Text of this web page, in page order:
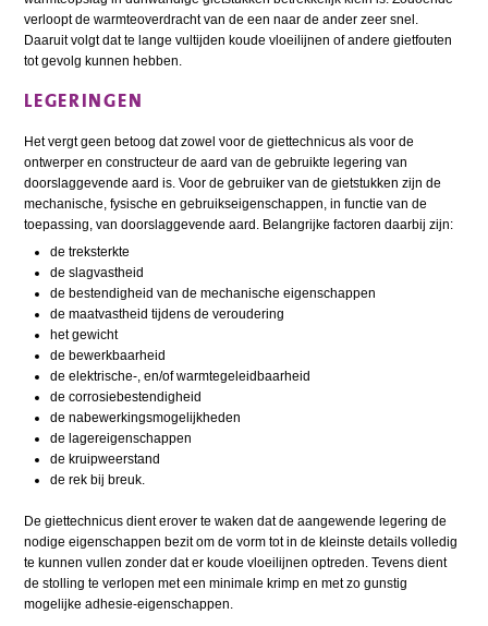
verloopt de warmteoverdracht van de een naar de ander zeer snel.
Daaruit volgt dat te lange vultijden koude vloeilijnen of andere gietfouten
tot gevolg kunnen hebben.
LEGERINGEN
Het vergt geen betoog dat zowel voor de giettechnicus als voor de
ontwerper en constructeur de aard van de gebruikte legering van
doorslaggevende aard is. Voor de gebruiker van de gietstukken zijn de
mechanische, fysische en gebruikseigenschappen, in functie van de
toepassing, van doorslaggevende aard. Belangrijke factoren daarbij zijn:
de treksterkte
de slagvastheid
de bestendigheid van de mechanische eigenschappen
de maatvastheid tijdens de veroudering
het gewicht
de bewerkbaarheid
de elektrische-, en/of warmtegeleidbaarheid
de corrosiebestendigheid
de nabewerkingsmogelijkheden
de lagereigenschappen
de kruipweerstand
de rek bij breuk.
De giettechnicus dient erover te waken dat de aangewende legering de
nodige eigenschappen bezit om de vorm tot in de kleinste details volledig
te kunnen vullen zonder dat er koude vloeilijnen optreden. Tevens dient
de stolling te verlopen met een minimale krimp en met zo gunstig
mogelijke adhesie-eigenschappen.